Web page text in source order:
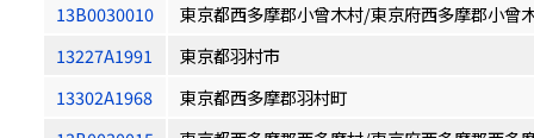
13B0030010
東京都西多摩郡小曾木村/東京府西多摩郡小曾
13227A1991
東京都羽村市
13302A1968
東京都西多摩郡羽村町